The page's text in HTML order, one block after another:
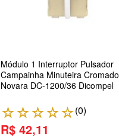
Módulo 1 Interruptor Pulsador
Campainha Minuteira Cromado
Novara DC-1200/36 Dicompel
☆☆☆☆☆(0)
R$ 42,11